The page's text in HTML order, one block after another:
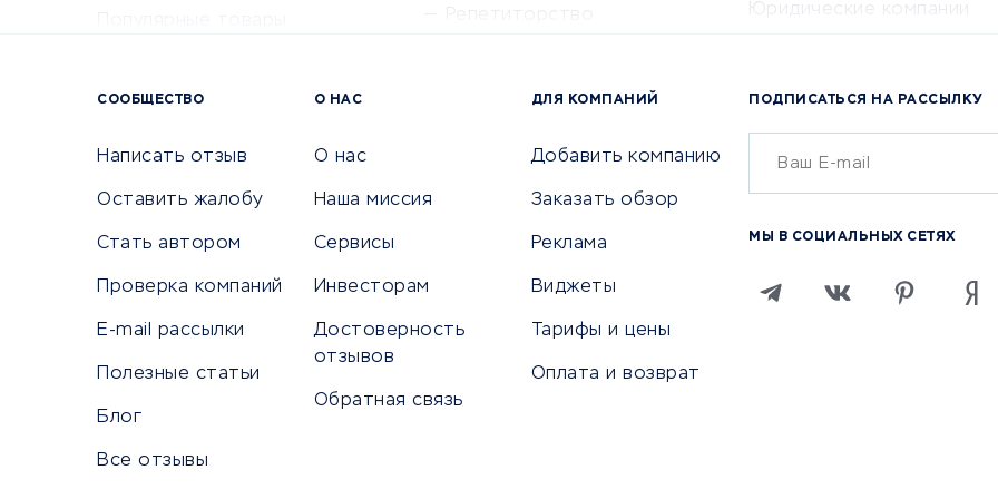
Университеты
Юридические компании
Бухгалтерия онлайн
Онлайн-кассы
SERM
Кредитные карты
Дебетовые карты
Микрофинансовые организации
Покупка билетов
Бронирование отелей
Санатории
СООБЩЕСТВО
Написать отзыв
Оставить жалобу
Стать автором
Проверка компаний
E-mail рассылки
Полезные статьи
Блог
Все отзывы
О НАС
О нас
Наша миссия
Сервисы
Инвесторам
Достоверность
отзывов
Обратная связь
ДЛЯ КОМПАНИЙ
Добавить компанию
Заказать обзор
Реклама
Виджеты
Тарифы и цены
Оплата и возврат
ПОДПИСАТЬСЯ НА РАССЫЛКУ
МЫ В СОЦИАЛЬНЫХ СЕТЯХ